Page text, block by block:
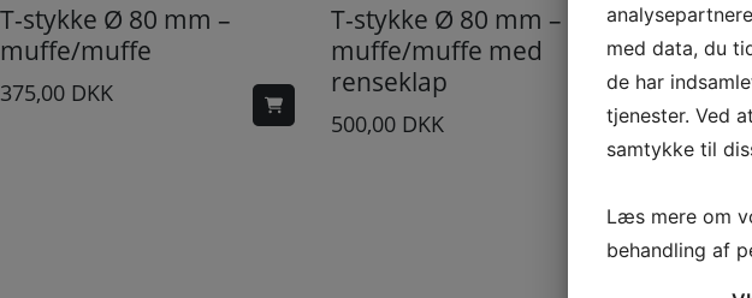
T-stykke Ø 80 mm –
muffe/muffe
375,00 DKK
T-stykke Ø 80 mm –
muffe/muffe med
renseklap
500,00 DKK
30 gr.
350,00
med data, du
de har
tjenester. Ved
samtykke til
Læs mere om
behandling af